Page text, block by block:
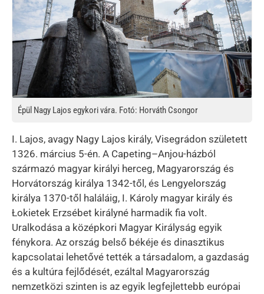
Épül Nagy Lajos egykori vára. Fotó: Horváth Csongor
I. Lajos, avagy Nagy Lajos király, Visegrádon született
1326. március 5-én. A Capeting–Anjou-házból
származó magyar királyi herceg, Magyarország és
Horvátország királya 1342-től, és Lengyelország
királya 1370-től haláláig, I. Károly magyar király és
Łokietek Erzsébet királyné harmadik fia volt.
Uralkodása a középkori Magyar Királyság egyik
fénykora. Az ország belső békéje és dinasztikus
kapcsolatai lehetővé tették a társadalom, a gazdaság
és a kultúra fejlődését, ezáltal Magyarország
nemzetközi szinten is az egyik legfejlettebb európai